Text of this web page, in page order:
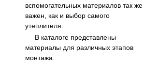
вспомогательных материалов так же
важен, как и выбор самого
утеплителя.
В каталоге представлены
материалы для различных этапов
монтажа: